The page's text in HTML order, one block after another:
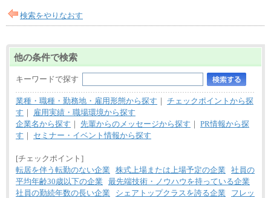
検索をやりなおす
他の条件で検索
キーワードで探す
業種・職種・勤務地・雇用形態から探す ｜ チェックポイントから探
す ｜
雇用実績・職場環境から探す
企業名から探す ｜ 先輩からのメッセージから探す ｜ PR情報から探
す ｜ セミナー・イベント情報から探す
[チェックポイント]
転居を伴う転勤のない企業 株式上場または上場予定の企業 社員の
平均年齢30歳以下の企業 最先端技術・ノウハウを持っている企業
社員の勤続年数の長い企業
シェアトップクラスを誇る企業
フレッ